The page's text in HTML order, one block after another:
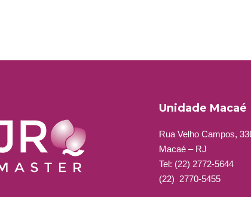
Unidade Macaé
Rua Velho Campos,
Macaé – RJ
Tel: (22) 2772-5644
(22) 2770-5455